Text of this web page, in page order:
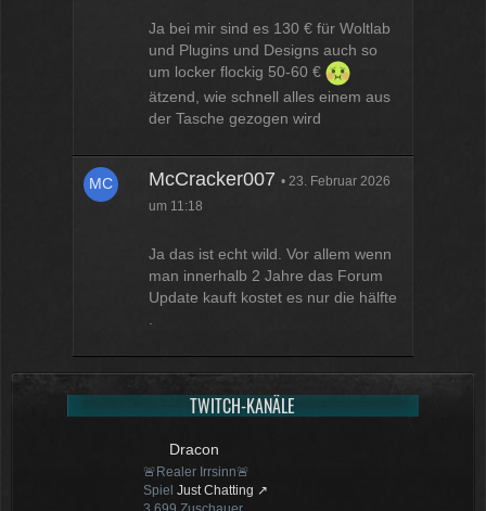
Ja bei mir sind es 130 € für Woltlab
und Plugins und Designs auch so
um locker flockig 50-60 €
ätzend, wie schnell alles einem aus
der Tasche gezogen wird
McCracker007
23. Februar 2026
um 11:18
Ja das ist echt wild. Vor allem wenn
man innerhalb 2 Jahre das Forum
Update kauft kostet es nur die hälfte
TWITCH-KANÄLE
Dracon
🚨Realer Irrsinn🚨
Spiel Just Chatting